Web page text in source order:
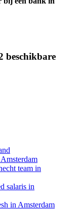
beschikbare
team in
salaris in
in Amsterdam